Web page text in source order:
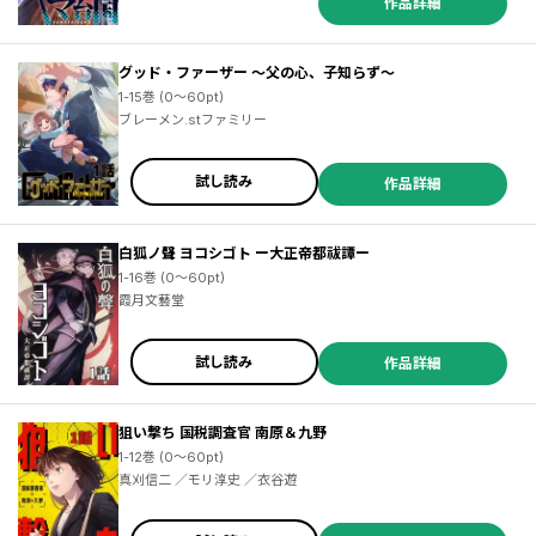
グッド・ファーザー ～父の心、子知らず～
1-15巻 (0～60pt)
ブレーメン.stファミリー
試し読み 作品詳細
白狐ノ聲 ヨコシゴト ー大正帝都祓譚ー
1-16巻 (0～60pt)
霞月文藝堂
試し読み 作品詳細
狙い撃ち 国税調査官 南原＆九野
1-12巻 (0～60pt)
真刈信二 ／モリ淳史 ／衣谷遊